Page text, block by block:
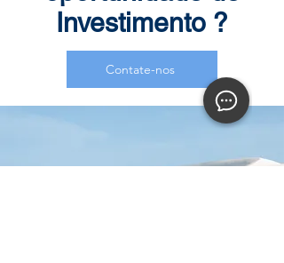
Investimento ?
Contate-nos